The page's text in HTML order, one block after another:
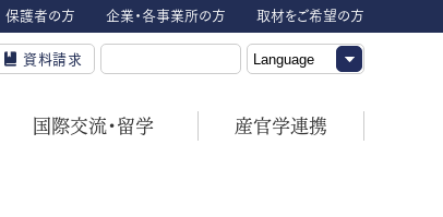
保護者の方 企業・各事業所の方 取材をご希望の方
国際交流・留学 産官学連携
資料請求